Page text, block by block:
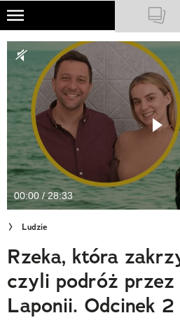
Skip
main
content
NATIONAL GEOGRAPHIC
TRAVELER
PODCASTY
Sklep
Newsletter
Cuda Polski
Wielki Konkurs Fotograficzny
Trendbook Podróżniczy
Polecane
00:00 / 28:33
Ludzie
Rzeka, która
czyli podróż przez
Laponii. Odcinek 2